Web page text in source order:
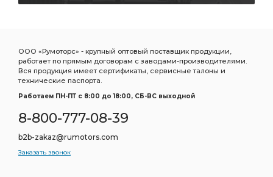
ООО «Румоторс» - крупный оптовый поставщик продукции,
работает по прямым договорам с заводами-производителями.
Вся продукция имеет сертификаты, сервисные талоны и
технические паспорта.
Работаем ПН-ПТ c 8:00 до 18:00, СБ-ВС выходной
8-800-777-08-39
b2b-zakaz@rumotors.com
Заказать звонок